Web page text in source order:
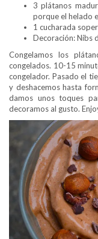
3 plátanos
porque el helado
1 cucharada
Decoración: Nibs
Congelamos los
congelados. 10-15
congelador. Pasado el
y deshacemos hasta
damos unos toques
decoramos al gusto.